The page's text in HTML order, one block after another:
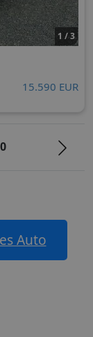
1 / 3
15.590 EUR
Auto